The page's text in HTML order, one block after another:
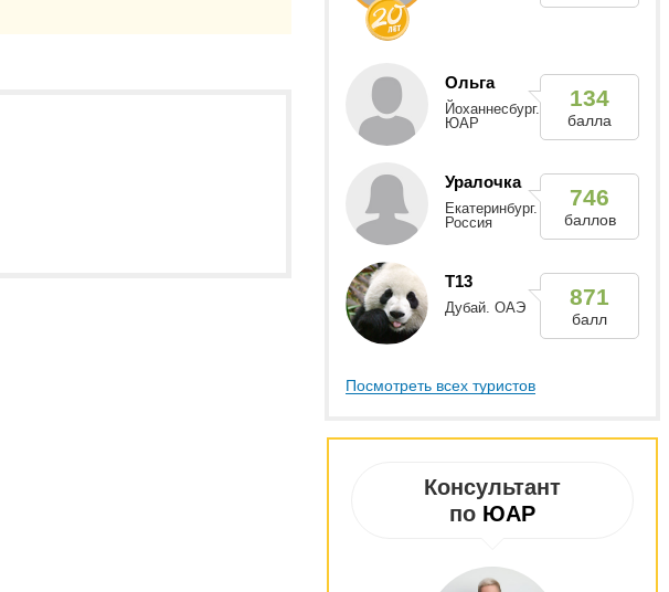
Ольга
Йоханнесбург.
ЮАР
134
балла
Уралочка
Екатеринбург.
Россия
746
баллов
Т13
Дубай. ОАЭ 871
балл
Посмотреть всех туристов
Консультант
по ЮАР